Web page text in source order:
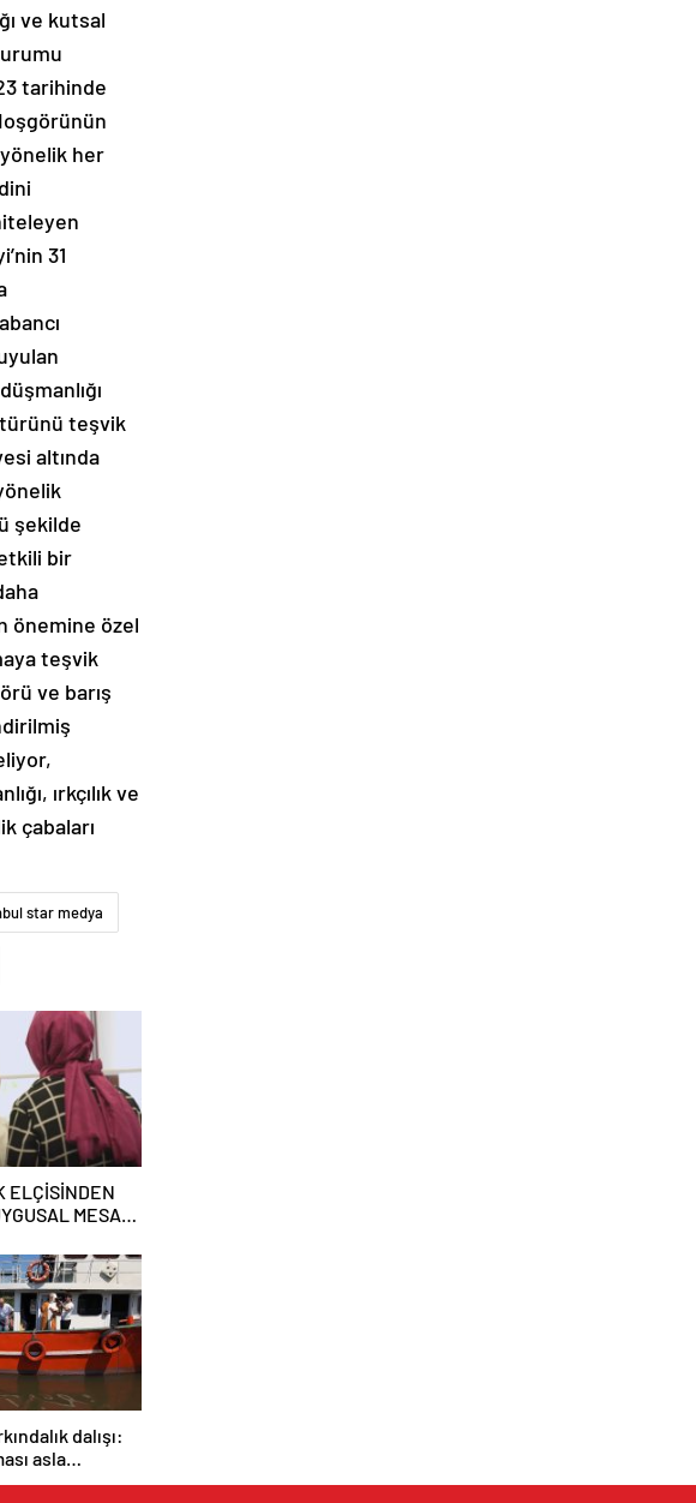
ve kutsal
tarihinde
her
31
teşvik
altında
şekilde
bir
önemine özel
teşvik
ve barış
ırkçılık ve
çabaları
star medya
ELÇİSİNDEN
MESAJ:
dalışı:
asla